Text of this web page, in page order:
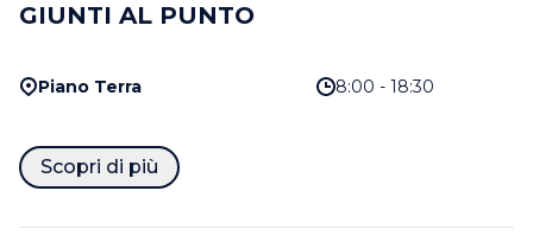
GIUNTI AL PUNTO
Piano Terra 8:00 - 18:30
Scopri di più